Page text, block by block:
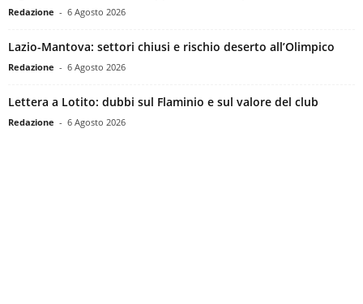
Redazione - 6 Agosto 2026
Lazio-Mantova: settori chiusi e rischio deserto all’Olimpico
Redazione - 6 Agosto 2026
Lettera a Lotito: dubbi sul Flaminio e sul valore del club
Redazione - 6 Agosto 2026